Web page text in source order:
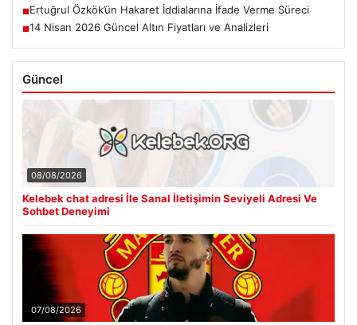
■Ertuğrul Özkök’ün Hakaret İddialarına İfade Verme Süreci
■14 Nisan 2026 Güncel Altın Fiyatları ve Analizleri
Güncel
08/08/2026
Kelebek chat adresi İle Sanal İletişimin Seviyeli Adresi Ve
Sohbet Deneyimi
07/08/2026